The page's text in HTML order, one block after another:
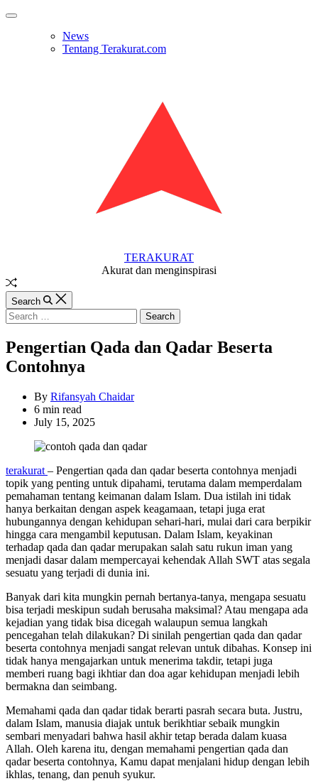
Skip
Off
News
Tentang Terakurat.com
TERAKURAT
Akurat dan menginspirasi
Random
Article
Search
Search
for:
Pengertian Qada dan Qadar Beserta
Contohnya
By Rifansyah Chaidar
Estimated
read
6 min read
July 15, 2025
terakurat – Pengertian qada dan qadar beserta contohnya menjadi
topik yang penting untuk dipahami, terutama dalam memperdalam
pemahaman tentang keimanan dalam Islam. Dua istilah ini tidak
hanya berkaitan dengan aspek keagamaan, tetapi juga erat
hubungannya dengan kehidupan sehari-hari, mulai dari cara berpikir
hingga cara mengambil keputusan. Dalam Islam, keyakinan
terhadap qada dan qadar merupakan salah satu rukun iman yang
menjadi dasar dalam mempercayai kehendak Allah SWT atas segala
sesuatu yang terjadi di dunia ini.
Banyak dari kita mungkin pernah bertanya-tanya, mengapa sesuatu
bisa terjadi meskipun sudah berusaha maksimal? Atau mengapa ada
kejadian yang tidak bisa dicegah walaupun semua langkah
pencegahan telah dilakukan? Di sinilah pengertian qada dan qadar
beserta contohnya menjadi sangat relevan untuk dibahas. Konsep ini
tidak hanya mengajarkan untuk menerima takdir, tetapi juga
memberi ruang bagi ikhtiar dan doa agar kehidupan menjadi lebih
bermakna dan seimbang.
Memahami qada dan qadar tidak berarti pasrah secara buta. Justru,
dalam Islam, manusia diajak untuk berikhtiar sebaik mungkin
sembari menyadari bahwa hasil akhir tetap berada dalam kuasa
Allah. Oleh karena itu, dengan memahami pengertian qada dan
qadar beserta contohnya, Kamu dapat menjalani hidup dengan lebih
ikhlas, tenang, dan penuh syukur.